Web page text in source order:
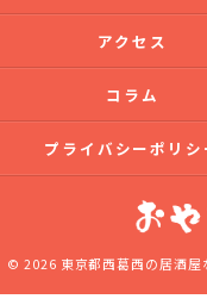
アクセス
コラム
プライバシーポリシ
© 2026 東京都西葛西の居酒屋